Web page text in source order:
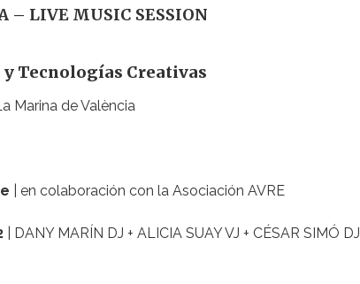
– LIVE MUSIC SESSION
Tecnologías Creativas
Marina de València
| en colaboración con la Asociación AVRE
DANY MARÍN DJ + ALICIA SUAY VJ + CÉSAR SIMÓ DJ